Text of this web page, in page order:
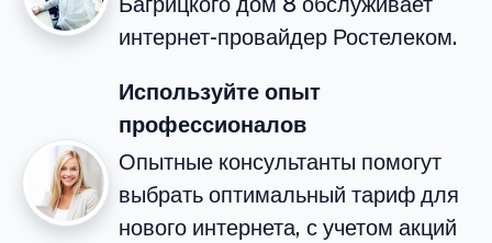
интернет-провайдер Ростелеком.
Используйте опыт
профессионалов
Опытные консультанты помогут
выбрать оптимальный тариф для
нового интернета, с учетом акций